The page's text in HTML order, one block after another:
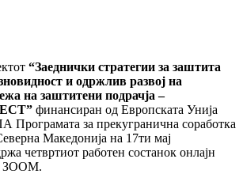
“Заеднички стратегии за заштита
и одржлив развој на
на заштитени подрачја –
финансиран од Европската Унија
Програмата за прекугранична соработка
Македонија на 17ти мај
четвртиот работен состанок онлајн
ЗООМ.